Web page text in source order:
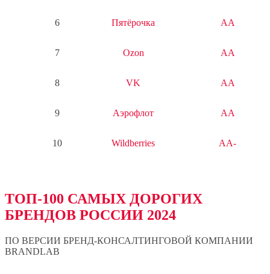
6 Пятёрочка AA
7 Ozon AA
8 VK AA
9 Аэрофлот AA
10 Wildberries AA-
ТОП-100 САМЫХ ДОРОГИХ
БРЕНДОВ РОССИИ 2024
ПО ВЕРСИИ БРЕНД-КОНСАЛТИНГОВОЙ КОМПАНИИ
BRANDLAB